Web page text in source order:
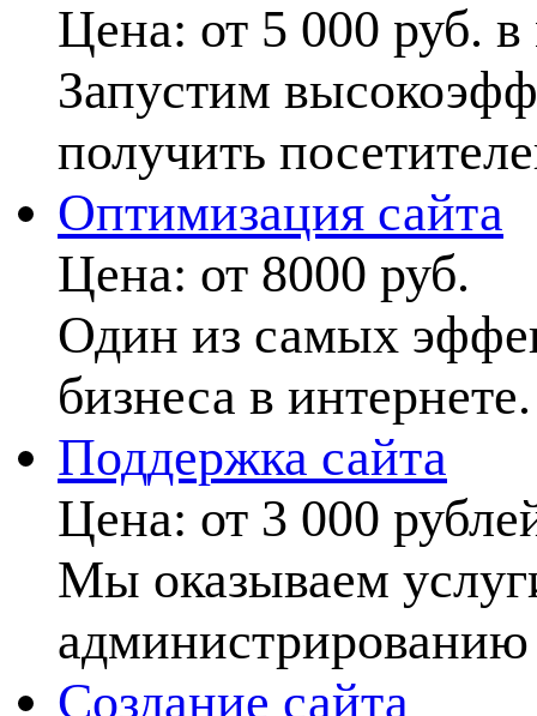
Цена: от 5 000 руб.
Запустим
получить
Оптимизация сайта
Цена: от 8000 руб.
Один из самых
бизнеса в интернете.
Поддержка сайта
Цена: от 3 000
Мы оказываем
администрированию
Создание сайта